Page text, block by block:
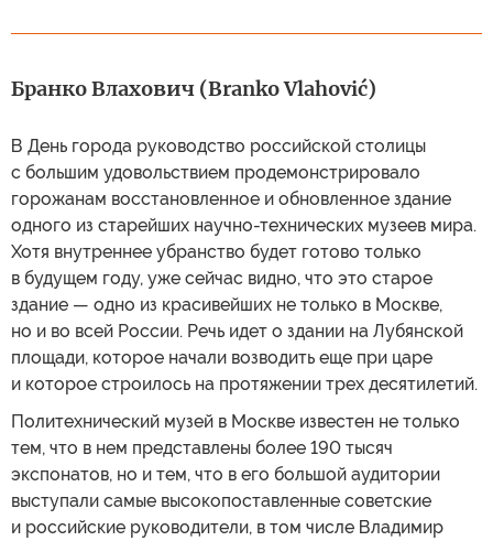
Бранко Влахович (Branko Vlahović)
В День города руководство российской столицы
с большим удовольствием продемонстрировало
горожанам восстановленное и обновленное здание
одного из старейших научно-технических музеев мира.
Хотя внутреннее убранство будет готово только
в будущем году, уже сейчас видно, что это старое
здание — одно из красивейших не только в Москве,
но и во всей России. Речь идет о здании на Лубянской
площади, которое начали возводить еще при царе
и которое строилось на протяжении трех десятилетий.
Политехнический музей в Москве известен не только
тем, что в нем представлены более 190 тысяч
экспонатов, но и тем, что в его большой аудитории
выступали самые высокопоставленные советские
и российские руководители, в том числе Владимир